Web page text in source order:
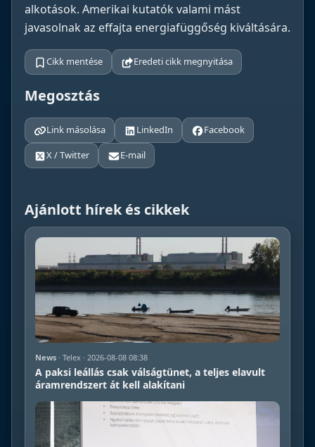
alkotások. Amerikai kutatók valami mást
javasolnak az effajta energiafüggőség kiváltására.
Cikk mentése Eredeti cikk megnyitása
Megosztás
Link másolása LinkedIn
Facebook
X / Twitter
E-mail
Ajánlott hírek és cikkek
News · Telex · 2026-08-08 08:38
A paksi leállás csak válságtünet, a teljes elavult
áramrendszert át kell alakítani